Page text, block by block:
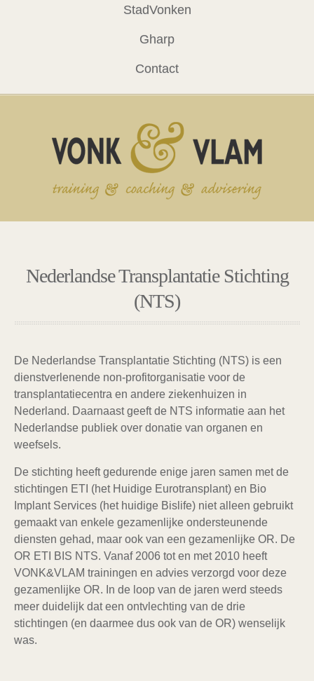
StadVonken
Gharp
Contact
Nederlandse Transplantatie Stichting
(NTS)
De Nederlandse Transplantatie Stichting (NTS) is een
dienstverlenende non-profitorganisatie voor de
transplantatiecentra en andere ziekenhuizen in
Nederland. Daarnaast geeft de NTS informatie aan het
Nederlandse publiek over donatie van organen en
weefsels.
De stichting heeft gedurende enige jaren samen met de
stichtingen ETI (het Huidige Eurotransplant) en Bio
Implant Services (het huidige Bislife) niet alleen gebruikt
gemaakt van enkele gezamenlijke ondersteunende
diensten gehad, maar ook van een gezamenlijke OR. De
OR ETI BIS NTS. Vanaf 2006 tot en met 2010 heeft
VONK&VLAM trainingen en advies verzorgd voor deze
gezamenlijke OR. In de loop van de jaren werd steeds
meer duidelijk dat een ontvlechting van de drie
stichtingen (en daarmee dus ook van de OR) wenselijk
was.